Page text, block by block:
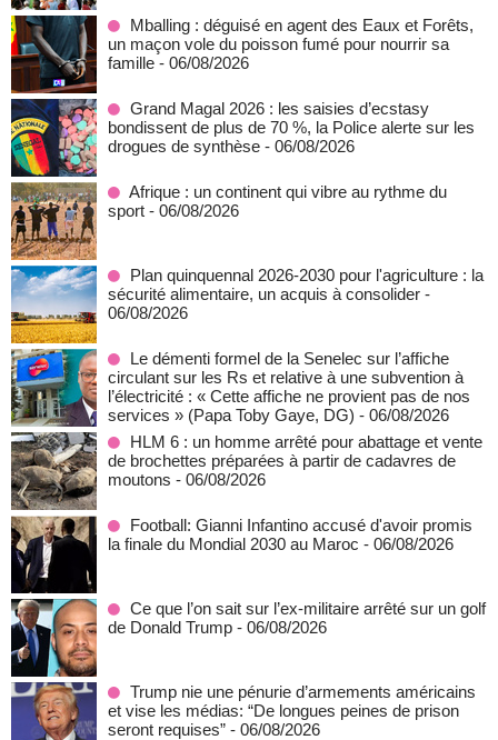
Mballing : déguisé en agent des Eaux et Forêts,
un maçon vole du poisson fumé pour nourrir sa
famille - 06/08/2026
Grand Magal 2026 : les saisies d’ecstasy
bondissent de plus de 70 %, la Police alerte sur les
drogues de synthèse - 06/08/2026
Afrique : un continent qui vibre au rythme du
sport - 06/08/2026
Plan quinquennal 2026-2030 pour l'agriculture : la
sécurité alimentaire, un acquis à consolider -
06/08/2026
Le démenti formel de la Senelec sur l’affiche
circulant sur les Rs et relative à une subvention à
l’électricité : « Cette affiche ne provient pas de nos
services » (Papa Toby Gaye, DG) - 06/08/2026
HLM 6 : un homme arrêté pour abattage et vente
de brochettes préparées à partir de cadavres de
moutons - 06/08/2026
Football: Gianni Infantino accusé d'avoir promis
la finale du Mondial 2030 au Maroc - 06/08/2026
Ce que l’on sait sur l’ex-militaire arrêté sur un golf
de Donald Trump - 06/08/2026
Trump nie une pénurie d’armements américains
et vise les médias: “De longues peines de prison
seront requises” - 06/08/2026